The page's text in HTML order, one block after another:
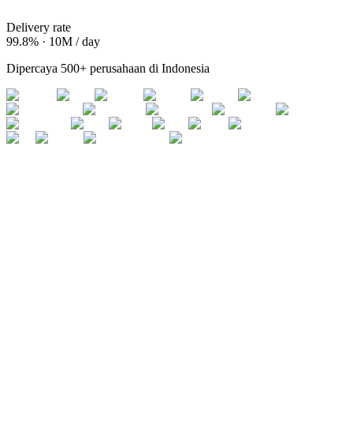
Delivery rate
99.8% · 10M / day
Dipercaya 500+ perusahaan di Indonesia